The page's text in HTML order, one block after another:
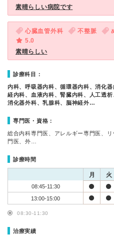
素晴らしい病院です
心臓血管外科 不整脈
5.0
素晴らしい
診療科目：
内科、呼吸器内科、循環器内科、消化
経内科、血液内科、腎臓内科、人工透
消化器外科、乳腺科、脳神経外…
専門医・資格：
総合内科専門医、アレルギー専門医、
門医、外…
診療時間
月 火
08:45-11:30
13:00-15:00
08:30-11:30
治療実績